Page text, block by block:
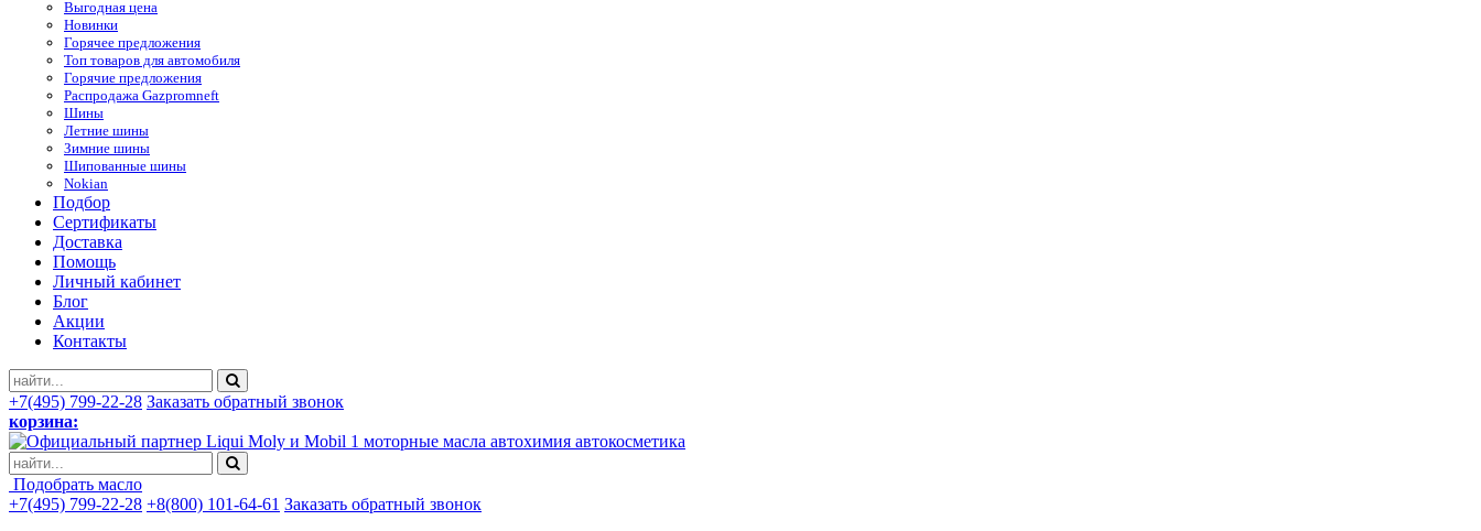
Выгодная цена
Новинки
Горячее предложения
Топ товаров для автомобиля
Горячие предложения
Распродажа Gazpromneft
Шины
Летние шины
Зимние шины
Шипованные шины
Nokian
Подбор
Сертификаты
Доставка
Помощь
Личный кабинет
Блог
Акции
Контакты
+7(495) 799-22-28 Заказать обратный звонок
корзина:
моторные масла автохимия автокосметика
Подобрать масло
+7(495) 799-22-28 +8(800) 101-64-61 Заказать обратный звонок